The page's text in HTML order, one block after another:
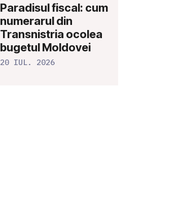
Paradisul fiscal: cum
numerarul din
Transnistria ocolea
bugetul Moldovei
20 IUL. 2026